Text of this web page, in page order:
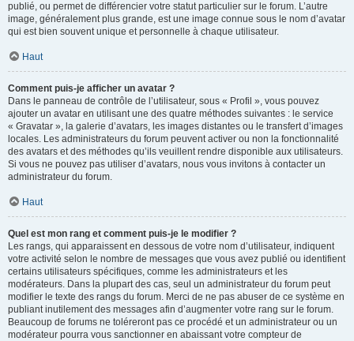
publié, ou permet de différencier votre statut particulier sur le forum. L’autre
image, généralement plus grande, est une image connue sous le nom d’avatar
qui est bien souvent unique et personnelle à chaque utilisateur.
Haut
Comment puis-je afficher un avatar ?
Dans le panneau de contrôle de l’utilisateur, sous « Profil », vous pouvez
ajouter un avatar en utilisant une des quatre méthodes suivantes : le service
« Gravatar », la galerie d’avatars, les images distantes ou le transfert d’images
locales. Les administrateurs du forum peuvent activer ou non la fonctionnalité
des avatars et des méthodes qu’ils veuillent rendre disponible aux utilisateurs.
Si vous ne pouvez pas utiliser d’avatars, nous vous invitons à contacter un
administrateur du forum.
Haut
Quel est mon rang et comment puis-je le modifier ?
Les rangs, qui apparaissent en dessous de votre nom d’utilisateur, indiquent
votre activité selon le nombre de messages que vous avez publié ou identifient
certains utilisateurs spécifiques, comme les administrateurs et les
modérateurs. Dans la plupart des cas, seul un administrateur du forum peut
modifier le texte des rangs du forum. Merci de ne pas abuser de ce système en
publiant inutilement des messages afin d’augmenter votre rang sur le forum.
Beaucoup de forums ne toléreront pas ce procédé et un administrateur ou un
modérateur pourra vous sanctionner en abaissant votre compteur de